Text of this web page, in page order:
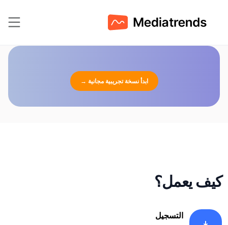
ابدأ نسخة تجريبية مجانية →
كيف يعمل؟
التسجيل